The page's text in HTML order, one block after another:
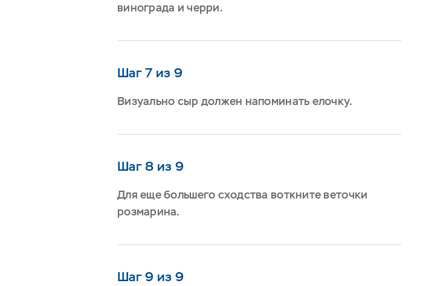
винограда и черри.
Шаг 7 из 9
Визуально сыр должен напоминать елочку.
Шаг 8 из 9
Для еще большего сходства воткните веточки
розмарина.
Шаг 9 из 9